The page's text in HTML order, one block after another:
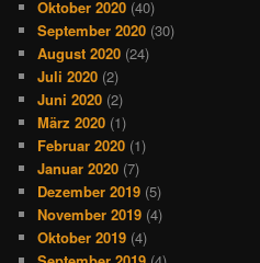
Oktober 2020 (40)
September 2020 (30)
August 2020 (24)
Juli 2020 (2)
Juni 2020 (2)
März 2020 (1)
Februar 2020 (1)
Januar 2020 (7)
Dezember 2019 (5)
November 2019 (4)
Oktober 2019 (4)